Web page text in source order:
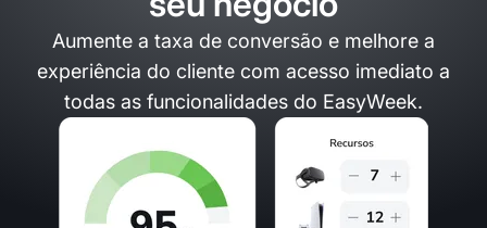
Aumente a taxa de conversão e melhore a
experiência do cliente com acesso imediato a
todas as funcionalidades do EasyWeek.